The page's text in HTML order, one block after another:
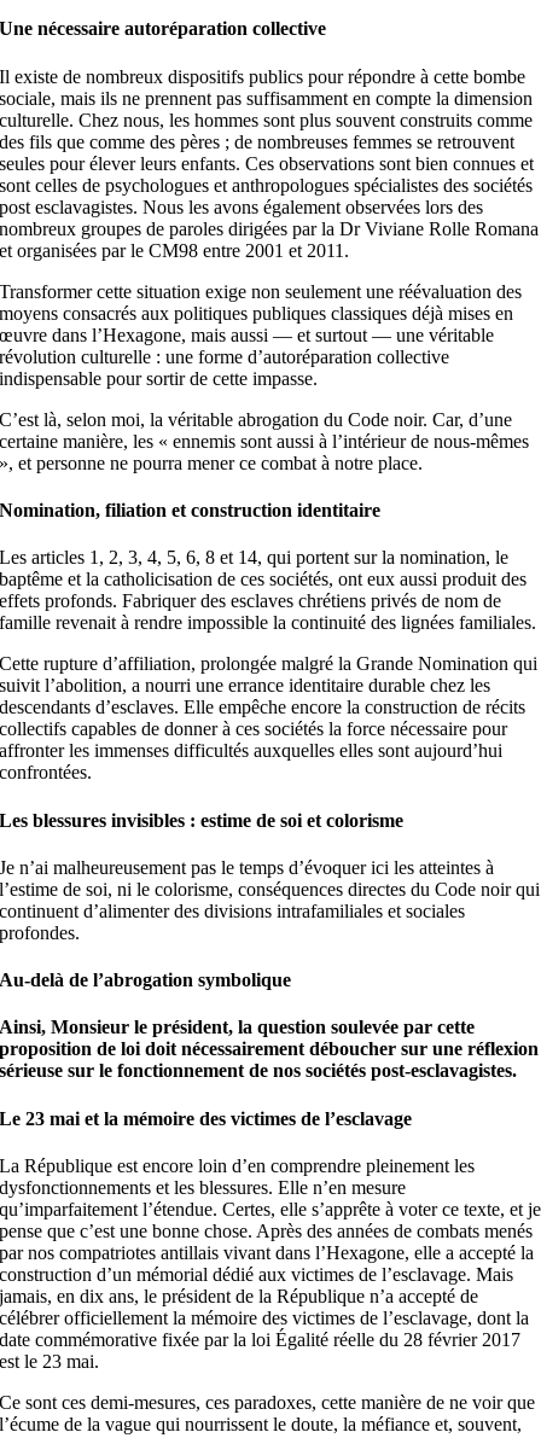
Une nécessaire autoréparation collective
Il existe de nombreux dispositifs publics pour répondre à cette bombe
sociale, mais ils ne prennent pas suffisamment en compte la dimension
culturelle. Chez nous, les hommes sont plus souvent construits comme
des fils que comme des pères ; de nombreuses femmes se retrouvent
seules pour élever leurs enfants. Ces observations sont bien connues et
sont celles de psychologues et anthropologues spécialistes des sociétés
post esclavagistes. Nous les avons également observées lors des
nombreux groupes de paroles dirigées par la Dr Viviane Rolle Romana
et organisées par le CM98 entre 2001 et 2011.
Transformer cette situation exige non seulement une réévaluation des
moyens consacrés aux politiques publiques classiques déjà mises en
œuvre dans l’Hexagone, mais aussi — et surtout — une véritable
révolution culturelle : une forme d’autoréparation collective
indispensable pour sortir de cette impasse.
C’est là, selon moi, la véritable abrogation du Code noir. Car, d’une
certaine manière, les « ennemis sont aussi à l’intérieur de nous-mêmes
», et personne ne pourra mener ce combat à notre place.
Nomination, filiation et construction identitaire
Les articles 1, 2, 3, 4, 5, 6, 8 et 14, qui portent sur la nomination, le
baptême et la catholicisation de ces sociétés, ont eux aussi produit des
effets profonds. Fabriquer des esclaves chrétiens privés de nom de
famille revenait à rendre impossible la continuité des lignées familiales.
Cette rupture d’affiliation, prolongée malgré la Grande Nomination qui
suivit l’abolition, a nourri une errance identitaire durable chez les
descendants d’esclaves. Elle empêche encore la construction de récits
collectifs capables de donner à ces sociétés la force nécessaire pour
affronter les immenses difficultés auxquelles elles sont aujourd’hui
confrontées.
Les blessures invisibles : estime de soi et colorisme
Je n’ai malheureusement pas le temps d’évoquer ici les atteintes à
l’estime de soi, ni le colorisme, conséquences directes du Code noir qui
continuent d’alimenter des divisions intrafamiliales et sociales
profondes.
Au-delà de l’abrogation symbolique
Ainsi, Monsieur le président, la question soulevée par cette
proposition de loi doit nécessairement déboucher sur une réflexion
sérieuse sur le fonctionnement de nos sociétés post-esclavagistes.
Le 23 mai et la mémoire des victimes de l’esclavage
La République est encore loin d’en comprendre pleinement les
dysfonctionnements et les blessures. Elle n’en mesure
qu’imparfaitement l’étendue. Certes, elle s’apprête à voter ce texte, et je
pense que c’est une bonne chose. Après des années de combats menés
par nos compatriotes antillais vivant dans l’Hexagone, elle a accepté la
construction d’un mémorial dédié aux victimes de l’esclavage. Mais
jamais, en dix ans, le président de la République n’a accepté de
célébrer officiellement la mémoire des victimes de l’esclavage, dont la
date commémorative fixée par la loi Égalité réelle du 28 février 2017
est le 23 mai.
Ce sont ces demi-mesures, ces paradoxes, cette manière de ne voir que
l’écume de la vague qui nourrissent le doute, la méfiance et, souvent,